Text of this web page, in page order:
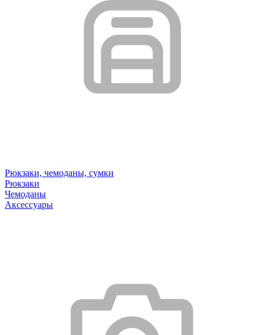
Рюкзаки, чемоданы, сумки
Рюкзаки
Чемоданы
Аксессуары